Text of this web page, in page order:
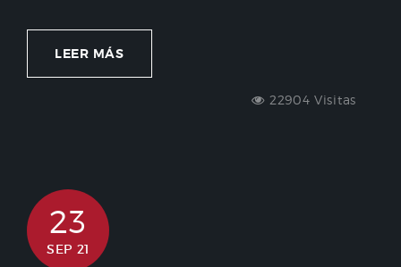
LEER MÁS
22904 Visitas
23
SEP 21